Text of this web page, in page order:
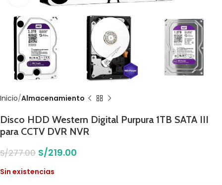
Inicio Almacenamiento
Disco HDD Western Digital Purpura 1TB SATA III
para CCTV DVR NVR
S/277.00 S/219.00
Sin existencias